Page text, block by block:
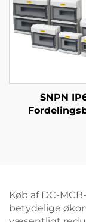
SNPN
Køb af DC-
betydelige